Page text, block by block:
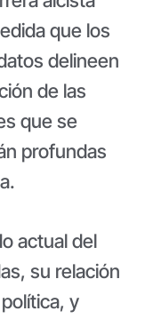
que los
delineen
de las
que se
profundas
actual del
su relación
y